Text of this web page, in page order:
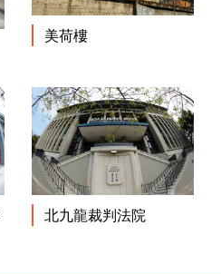
美荷樓
北九龍裁判法院